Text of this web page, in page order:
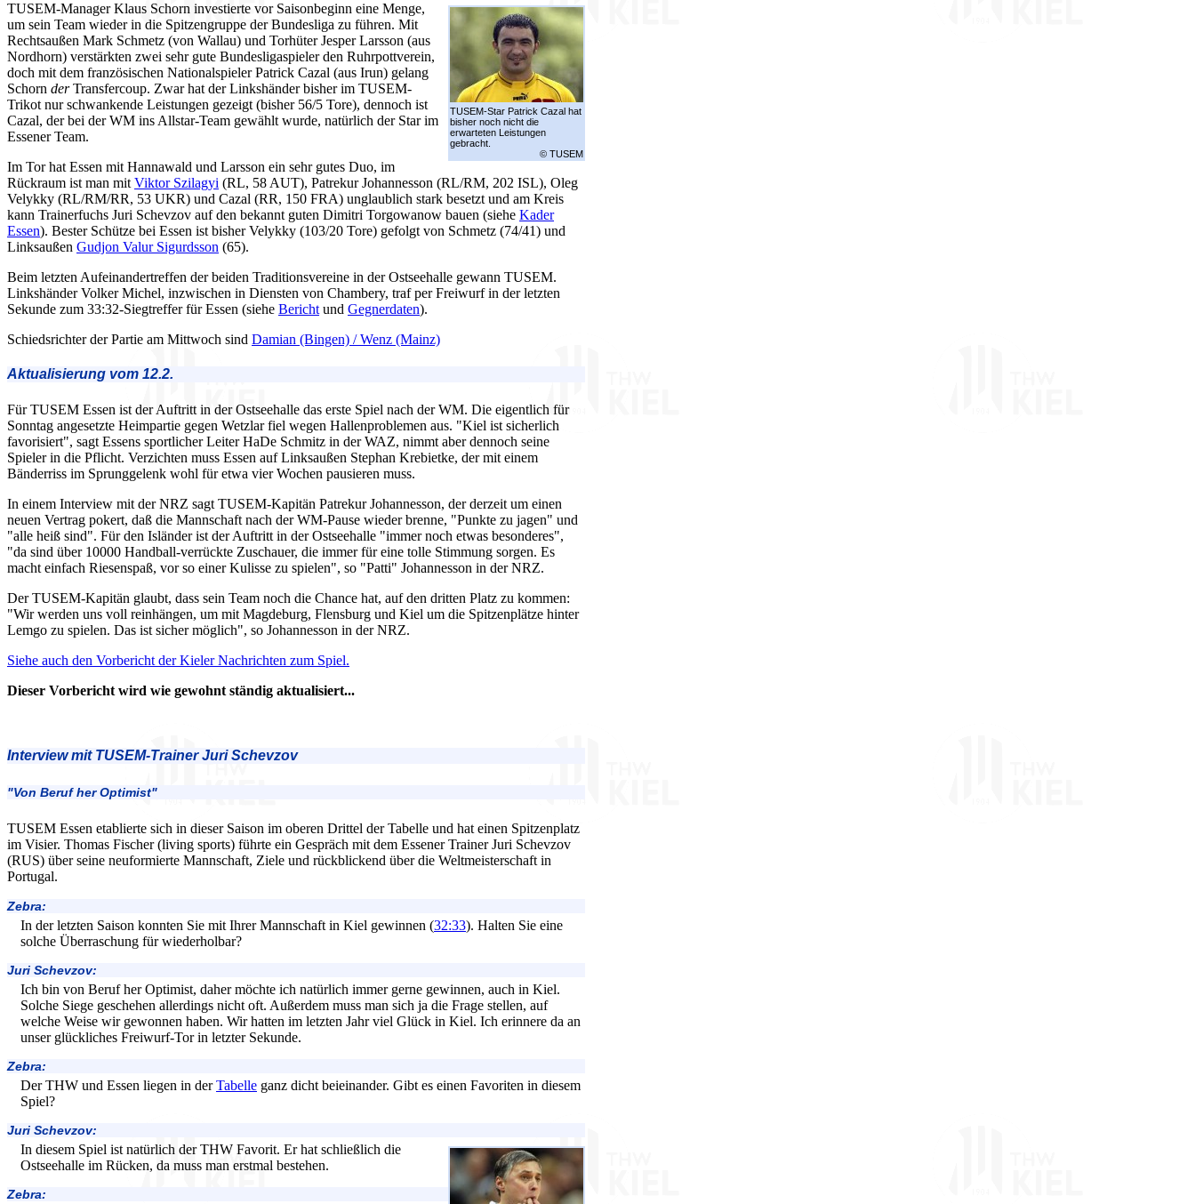
TUSEM-Star Patrick Cazal hat
bisher noch nicht die
erwarteten Leistungen
gebracht.
© TUSEM
TUSEM-Manager Klaus Schorn investierte vor Saisonbeginn eine Menge,
um sein Team wieder in die Spitzengruppe der Bundesliga zu führen. Mit
Rechtsaußen Mark Schmetz (von Wallau) und Torhüter Jesper Larsson (aus
Nordhorn) verstärkten zwei sehr gute Bundesligaspieler den Ruhrpottverein,
doch mit dem französischen Nationalspieler Patrick Cazal (aus Irun) gelang
Schorn derTransfercoup. Zwar hat der Linkshänder bisher im TUSEM-
Trikot nur schwankende Leistungen gezeigt (bisher 56/5 Tore), dennoch ist
Cazal, der bei der WM ins Allstar-Team gewählt wurde, natürlich der Star im
Essener Team.
Im Tor hat Essen mit Hannawald und Larsson ein sehr gutes Duo, im
Rückraum ist man mit Viktor Szilagyi (RL, 58 AUT), Patrekur Johannesson (RL/RM, 202 ISL), Oleg
Velykky (RL/RM/RR, 53 UKR) und Cazal (RR, 150 FRA) unglaublich stark besetzt und am Kreis
kann Trainerfuchs Juri Schevzov auf den bekannt guten Dimitri Torgowanow bauen (siehe Kader
Essen). Bester Schütze bei Essen ist bisher Velykky (103/20 Tore) gefolgt von Schmetz (74/41) und
Linksaußen Gudjon Valur Sigurdsson (65).
Beim letzten Aufeinandertreffen der beiden Traditionsvereine in der Ostseehalle gewann TUSEM.
Linkshänder Volker Michel, inzwischen in Diensten von Chambery, traf per Freiwurf in der letzten
Sekunde zum 33:32-Siegtreffer für Essen (siehe Bericht und Gegnerdaten).
Schiedsrichter der Partie am Mittwoch sind Damian (Bingen) / Wenz (Mainz)
Aktualisierung vom 12.2.
Für TUSEM Essen ist der Auftritt in der Ostseehalle das erste Spiel nach der WM. Die eigentlich für
Sonntag angesetzte Heimpartie gegen Wetzlar fiel wegen Hallenproblemen aus. "Kiel ist sicherlich
favorisiert", sagt Essens sportlicher Leiter HaDe Schmitz in der WAZ, nimmt aber dennoch seine
Spieler in die Pflicht. Verzichten muss Essen auf Linksaußen Stephan Krebietke, der mit einem
Bänderriss im Sprunggelenk wohl für etwa vier Wochen pausieren muss.
In einem Interview mit der NRZ sagt TUSEM-Kapitän Patrekur Johannesson, der derzeit um einen
neuen Vertrag pokert, daß die Mannschaft nach der WM-Pause wieder brenne, "Punkte zu jagen" und
"alle heiß sind". Für den Isländer ist der Auftritt in der Ostseehalle "immer noch etwas besonderes",
"da sind über 10000 Handball-verrückte Zuschauer, die immer für eine tolle Stimmung sorgen. Es
macht einfach Riesenspaß, vor so einer Kulisse zu spielen", so "Patti" Johannesson in der NRZ.
Der TUSEM-Kapitän glaubt, dass sein Team noch die Chance hat, auf den dritten Platz zu kommen:
"Wir werden uns voll reinhängen, um mit Magdeburg, Flensburg und Kiel um die Spitzenplätze hinter
Lemgo zu spielen. Das ist sicher möglich", so Johannesson in der NRZ.
Siehe auch den Vorbericht der Kieler Nachrichten zum Spiel.
Dieser Vorbericht wird wie gewohnt ständig aktualisiert...
Interview mit TUSEM-Trainer Juri Schevzov
"Von Beruf her Optimist"
TUSEM Essen etablierte sich in dieser Saison im oberen Drittel der Tabelle und hat einen Spitzenplatz
im Visier. Thomas Fischer (living sports) führte ein Gespräch mit dem Essener Trainer Juri Schevzov
(RUS) über seine neuformierte Mannschaft, Ziele und rückblickend über die Weltmeisterschaft in
Portugal.
Zebra:
In der letzten Saison konnten Sie mit Ihrer Mannschaft in Kiel gewinnen (32:33). Halten Sie eine
solche Überraschung für wiederholbar?
Juri Schevzov:
Ich bin von Beruf her Optimist, daher möchte ich natürlich immer gerne gewinnen, auch in Kiel.
Solche Siege geschehen allerdings nicht oft. Außerdem muss man sich ja die Frage stellen, auf
welche Weise wir gewonnen haben. Wir hatten im letzten Jahr viel Glück in Kiel. Ich erinnere da an
unser glückliches Freiwurf-Tor in letzter Sekunde.
Zebra:
Der THW und Essen liegen in derTabelle ganz dicht beieinander. Gibt es einen Favoriten in diesem
Spiel?
Juri Schevzov:
In diesem Spiel ist natürlich der THW Favorit. Er hat schließlich die
Ostseehalle im Rücken, da muss man erstmal bestehen.
Zebra: